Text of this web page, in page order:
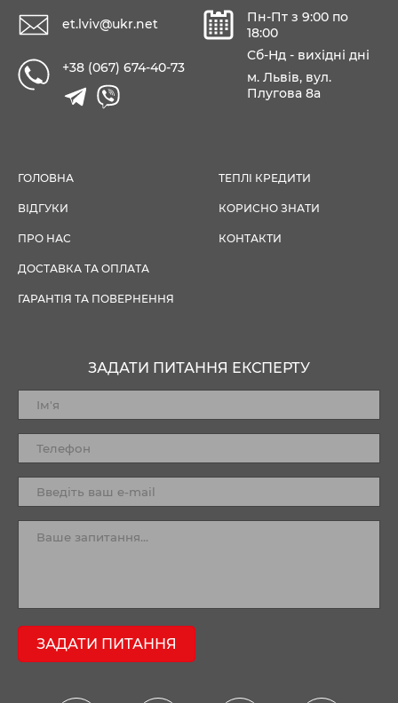
et.lviv@ukr.net
+38 (067) 674-40-73
Пн-Пт з 9:00 по
18:00
Сб-Нд - вихідні дні
м. Львів, вул.
Плугова 8а
ГОЛОВНА
ВІДГУКИ
ПРО НАС
ДОСТАВКА ТА ОПЛАТА
ГАРАНТІЯ ТА ПОВЕРНЕННЯ
ТЕПЛІ КРЕДИТИ
КОРИСНО ЗНАТИ
КОНТАКТИ
ЗАДАТИ ПИТАННЯ ЕКСПЕРТУ
ЗАДАТИ ПИТАННЯ